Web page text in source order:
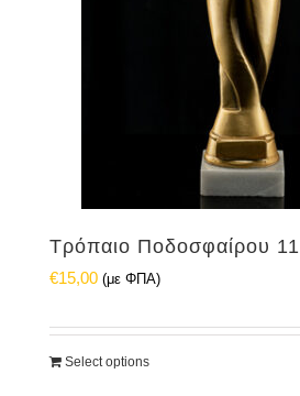
Τρόπαιο Ποδοσφαίρου 11
€15,00 (με ΦΠΑ)
Select options